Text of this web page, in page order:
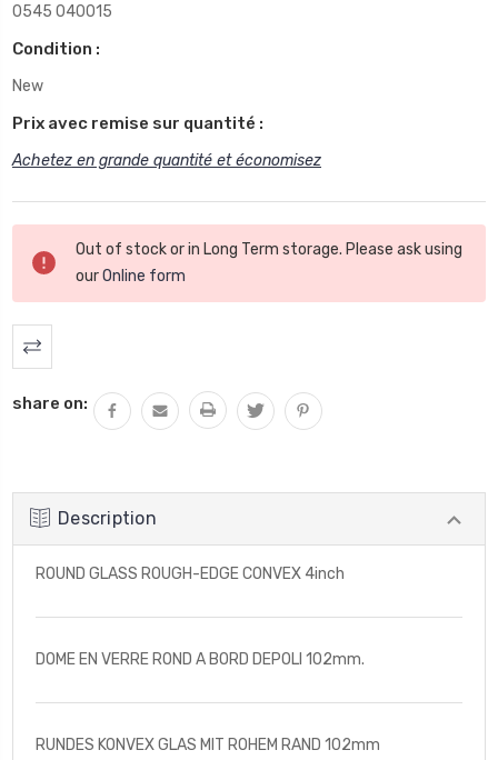
0545 040015
Condition :
New
Prix avec remise sur quantité :
Achetez en grande quantité et économisez
actuel
Out of stock or in Long Term storage. Please ask using
ourOnline form
share on:
Description
ROUND GLASS ROUGH-EDGE CONVEX 4inch
DOME EN VERRE ROND A BORD DEPOLI 102mm.
RUNDES KONVEX GLAS MIT ROHEM RAND 102mm